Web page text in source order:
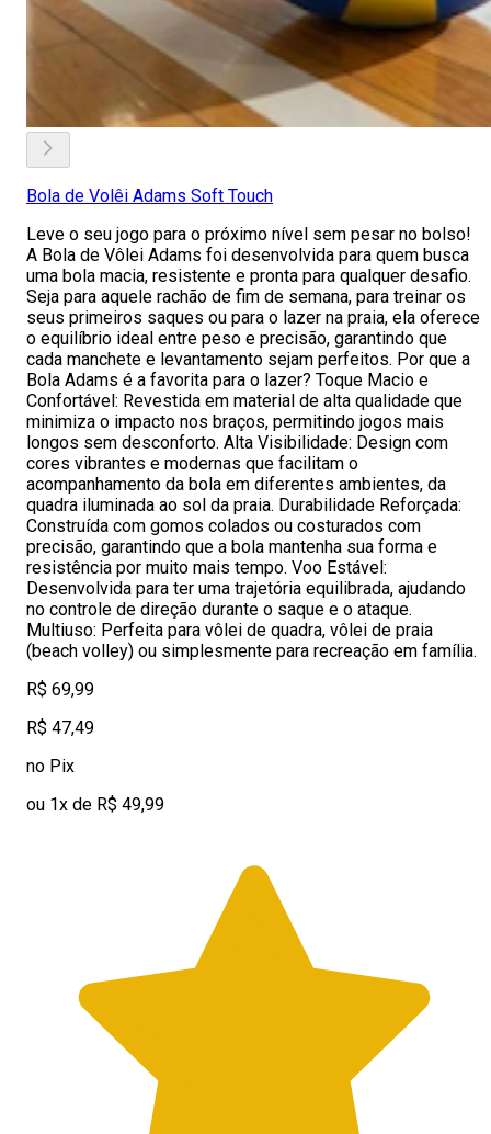
Bola de Volêi Adams Soft Touch
Leve o seu jogo para o próximo nível sem pesar no bolso!
A Bola de Vôlei Adams foi desenvolvida para quem busca
uma bola macia, resistente e pronta para qualquer desafio.
Seja para aquele rachão de fim de semana, para treinar os
seus primeiros saques ou para o lazer na praia, ela oferece
o equilíbrio ideal entre peso e precisão, garantindo que
cada manchete e levantamento sejam perfeitos. Por que a
Bola Adams é a favorita para o lazer? Toque Macio e
Confortável: Revestida em material de alta qualidade que
minimiza o impacto nos braços, permitindo jogos mais
longos sem desconforto. Alta Visibilidade: Design com
cores vibrantes e modernas que facilitam o
acompanhamento da bola em diferentes ambientes, da
quadra iluminada ao sol da praia. Durabilidade Reforçada:
Construída com gomos colados ou costurados com
precisão, garantindo que a bola mantenha sua forma e
resistência por muito mais tempo. Voo Estável:
Desenvolvida para ter uma trajetória equilibrada, ajudando
no controle de direção durante o saque e o ataque.
Multiuso: Perfeita para vôlei de quadra, vôlei de praia
(beach volley) ou simplesmente para recreação em família.
R$ 69,99
R$ 47,49
no Pix
ou 1x de R$ 49,99